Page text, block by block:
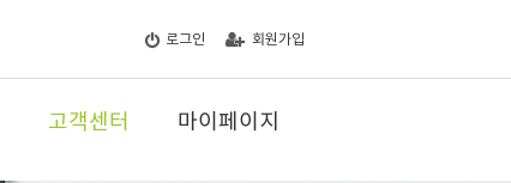
로그인 회원가입
고객센터 마이페이지